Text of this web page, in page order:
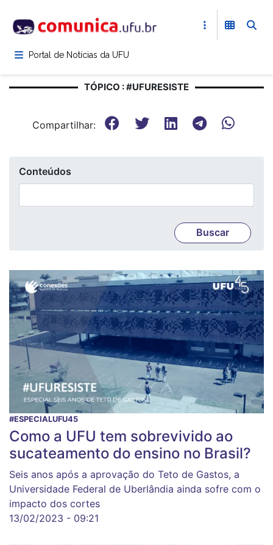
para
conteúdoPortal de Notícias da UFU
TÓPICO : #UFURESISTE
Compartilhar:
Conteúdos
#ESPECIALUFU45
Como a UFU tem sobrevivido ao
sucateamento do ensino no Brasil?
Seis anos após a aprovação do Teto de Gastos, a
Universidade Federal de Uberlândia ainda sofre com o
impacto dos cortes
13/02/2023 - 09:21